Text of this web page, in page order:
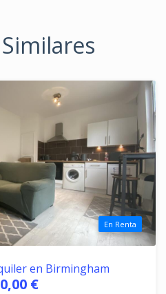
En Renta
en Birmingham
€